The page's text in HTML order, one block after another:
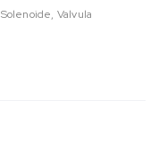
Solenoide, Valvula